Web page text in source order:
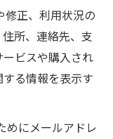
修正、利用状況の
所、連絡先、支
ビスや購入され
る情報を表示す
めにメールアドレ